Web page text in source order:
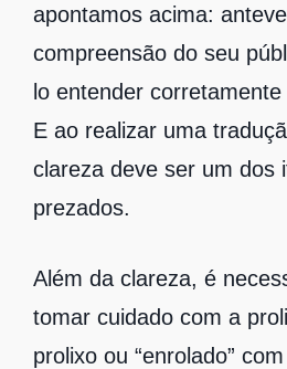
apontamos acima:
compreensão do seu
lo entender
E ao realizar uma
clareza deve ser um dos
prezados.
Além da clareza, é
tomar cuidado com a
prolixo ou “enrolado”